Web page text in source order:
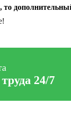
то
24/7